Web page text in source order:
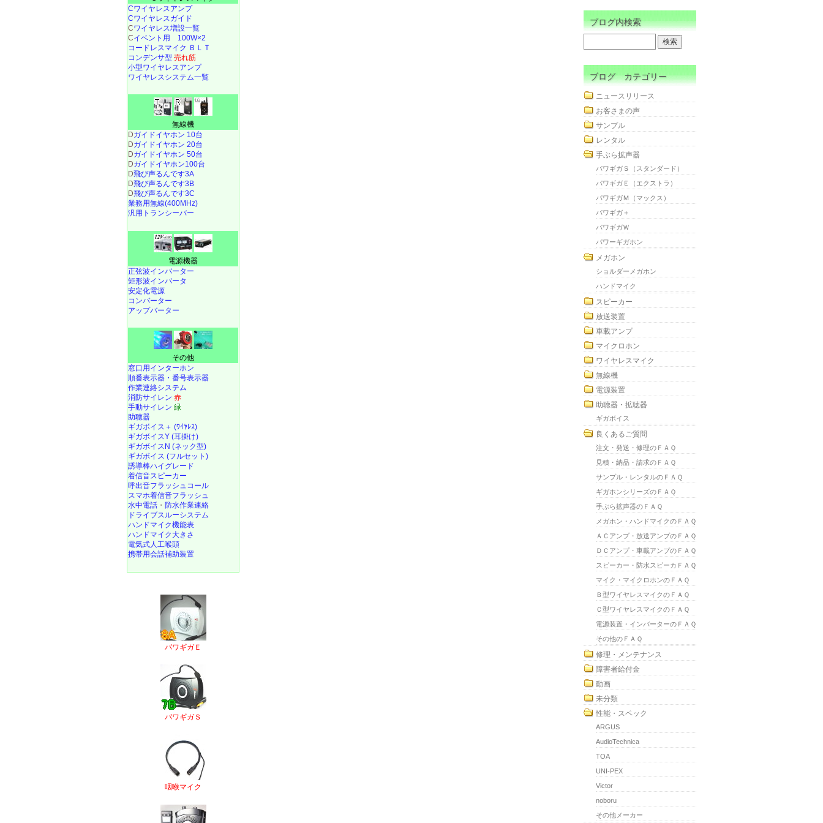
Cワイヤレスアンプ
Cワイヤレスガイド
Cワイヤレス増設一覧
Cイベント用 100W×2
コードレスマイク ＢＬＴ
コンデンサ型 売れ筋
小型ワイヤレスアンプ
ワイヤレスシステム一覧
無線機
Dガイドイヤホン 10台
Dガイドイヤホン 20台
Dガイドイヤホン 50台
Dガイドイヤホン100台
D飛び声るんです3A
D飛び声るんです3B
D飛び声るんです3C
業務用無線(400MHz)
汎用トランシーバー
電源機器
正弦波インバーター
矩形波インバータ
安定化電源
コンバーター
アップバーター
その他
窓口用インターホン
順番表示器・番号表示器
作業連絡システム
消防サイレン 赤
手動サイレン 緑
助聴器
ギガボイス＋ (ﾜｲﾔﾚｽ)
ギガボイスY (耳掛け)
ギガボイスN (ネック型)
ギガボイス (フルセット)
誘導棒ハイグレード
着信音スピーカー
呼出音フラッシュコール
スマホ着信音フラッシュ
水中電話 ・ 防水作業連絡
ドライブスルーシステム
ハンドマイク機能表
ハンドマイク大きさ
電気式人工喉頭
携帯用会話補助装置
パワギガＥ
パワギガＳ
咽喉マイク
ブログ内検索
ブログ カテゴリー
ニュースリリース
お客さまの声
サンプル
レンタル
手ぶら拡声器
パワギガＳ（スタンダード）
パワギガＥ（エクストラ）
パワギガＭ（マックス）
パワギガ＋
パワギガＷ
パワーギガホン
メガホン
ショルダーメガホン
ハンドマイク
スピーカー
放送装置
車載アンプ
マイクロホン
ワイヤレスマイク
無線機
電源装置
助聴器・拡聴器
ギガボイス
良くあるご質問
注文・発送・修理のＦＡＱ
見積・納品・請求のＦＡＱ
サンプル・レンタルのＦＡＱ
ギガホンシリーズのＦＡＱ
手ぶら拡声器のＦＡＱ
メガホン・ハンドマイクのＦＡＱ
ＡＣアンプ・放送アンプのＦＡＱ
ＤＣアンプ・車載アンプのＦＡＱ
スピーカー・防水スピーカＦＡＱ
マイク・マイクロホンのＦＡＱ
Ｂ型ワイヤレスマイクのＦＡＱ
Ｃ型ワイヤレスマイクのＦＡＱ
電源装置・インバーターのＦＡＱ
その他のＦＡＱ
修理・メンテナンス
障害者給付金
動画
未分類
性能・スペック
ARGUS
AudioTechnica
TOA
UNI-PEX
Victor
noboru
その他メーカー